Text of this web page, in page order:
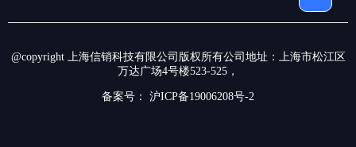
@copyright 上海信销科技有限公司版权所有公司地址：上海市松江区
万达广场4号楼523-525，
备案号： 沪ICP备19006208号-2